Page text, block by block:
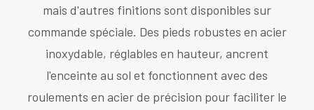
mais d'autres finitions sont disponibles sur
commande spéciale. Des pieds robustes en acier
inoxydable, réglables en hauteur, ancrent
l'enceinte au sol et fonctionnent avec des
roulements en acier de précision pour faciliter le